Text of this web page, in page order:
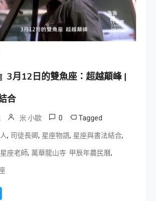
3月12日的雙魚座：超越顛峰 |
合
米 小歐 0 Tagged
, 司徒長卿, 星座物語, 星座與書法結合,
座老師, 萬華龍山寺 甲辰年農民曆,